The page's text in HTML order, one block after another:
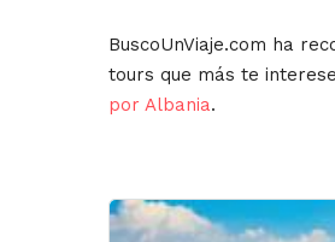
BuscoUnViaje.com ha
tours que más te
por Albania.